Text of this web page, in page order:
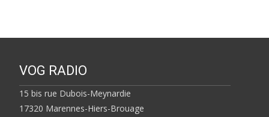
VOG RADIO
15 bis rue Dubois-Meynardie
17320 Marennes-Hiers-Brouage